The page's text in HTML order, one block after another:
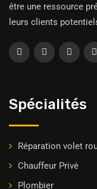
être une ressource
leurs clients
Spécialités
Réparation volet
Chauffeur Privė
Plombier